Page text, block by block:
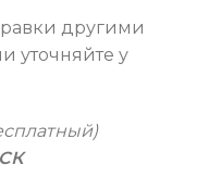
другими
уточняйте у